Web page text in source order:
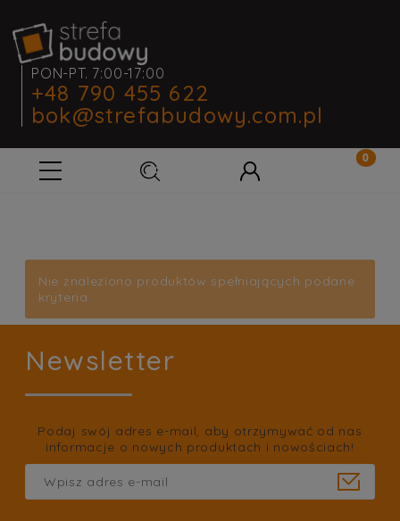
PON-PT. 7:00-17:00
+48 790 455 622
bok@strefabudowy.com.pl
Nie znaleziono produktów spełniających podane
kryteria.
Newsletter
Podaj swój adres e-mail, aby otrzymywać od nas
informacje o nowych produktach i nowościach!